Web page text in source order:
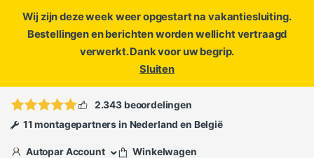
Wij zijn deze week weer opgestart na vakantiesluiting.
Bestellingen en berichten worden wellicht vertraagd
verwerkt. Dank voor uw begrip.
Sluiten
ofopen een ticket
2.343 beoordelingen
11 montagepartners in Nederland en België
Autopar Account Winkelwagen